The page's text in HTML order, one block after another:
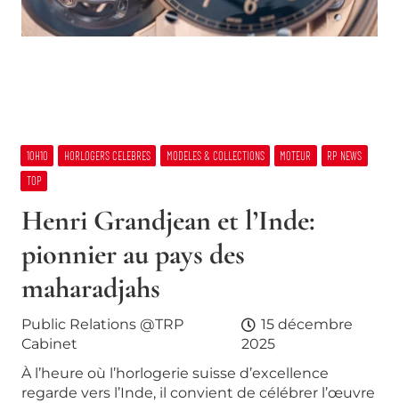
10H10 HORLOGERS CELEBRES MODELES & COLLECTIONS MOTEUR
RP NEWS
TOP
Henri Grandjean et l’Inde:
pionnier au pays des
maharadjahs
Public Relations @TRP
Cabinet
15 décembre
2025
À l’heure où l’horlogerie suisse d’excellence
regarde vers l’Inde, il convient de célébrer l’œuvre